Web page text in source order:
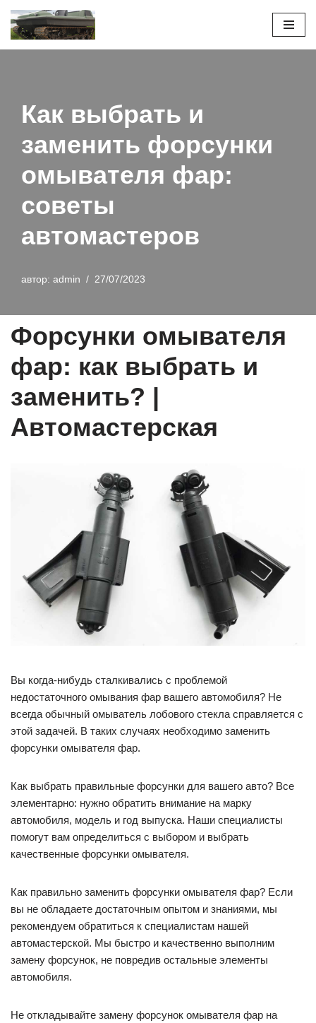
Перейти
Как выбрать и
заменить форсунки
омывателя фар:
советы
автомастеров
автор: admin 27/07/2023
Форсунки омывателя
фар: как выбрать и
заменить? |
Автомастерская
Вы когда-нибудь сталкивались с проблемой
недостаточного омывания фар вашего автомобиля? Не
всегда обычный омыватель лобового стекла справляется с
этой задачей. В таких случаях необходимо заменить
форсунки омывателя фар.
Как выбрать правильные форсунки для вашего авто? Все
элементарно: нужно обратить внимание на марку
автомобиля, модель и год выпуска. Наши специалисты
помогут вам определиться с выбором и выбрать
качественные форсунки омывателя.
Как правильно заменить форсунки омывателя фар? Если
вы не обладаете достаточным опытом и знаниями, мы
рекомендуем обратиться к специалистам нашей
автомастерской. Мы быстро и качественно выполним
замену форсунок, не повредив остальные элементы
автомобиля.
Не откладывайте замену форсунок омывателя фар на